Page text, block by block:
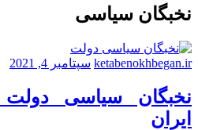
نخبگان سیاسی
ketabenokhbegan.ir سپتامبر 4, 2021
نخبگان سیاسی
ایران